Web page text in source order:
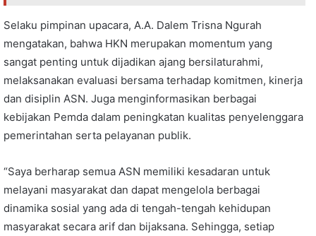
Selaku pimpinan upacara, A.A. Dalem Trisna Ngurah
mengatakan, bahwa HKN merupakan momentum yang
sangat penting untuk dijadikan ajang bersilaturahmi,
melaksanakan evaluasi bersama terhadap komitmen, kinerja
dan disiplin ASN. Juga menginformasikan berbagai
kebijakan Pemda dalam peningkatan kualitas penyelenggara
pemerintahan serta pelayanan publik.
“Saya berharap semua ASN memiliki kesadaran untuk
melayani masyarakat dan dapat mengelola berbagai
dinamika sosial yang ada di tengah-tengah kehidupan
masyarakat secara arif dan bijaksana. Sehingga, setiap